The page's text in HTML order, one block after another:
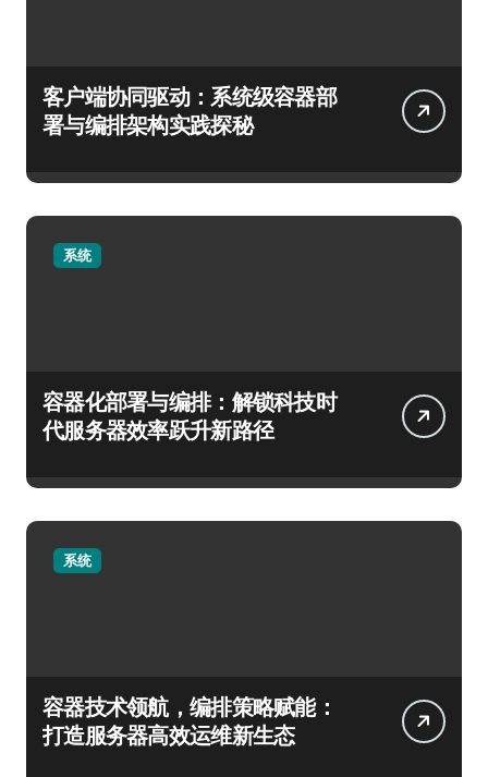
客户端协同驱动：系统级容器部
署与编排架构实践探秘
系统
容器化部署与编排：解锁科技时
代服务器效率跃升新路径
系统
容器技术领航，编排策略赋能：
打造服务器高效运维新生态